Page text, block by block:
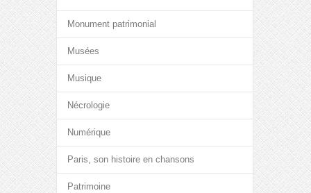
Monument patrimonial
Musées
Musique
Nécrologie
Numérique
Paris, son histoire en chansons
Patrimoine